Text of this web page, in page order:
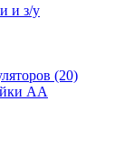
и з/у
(20)
AA